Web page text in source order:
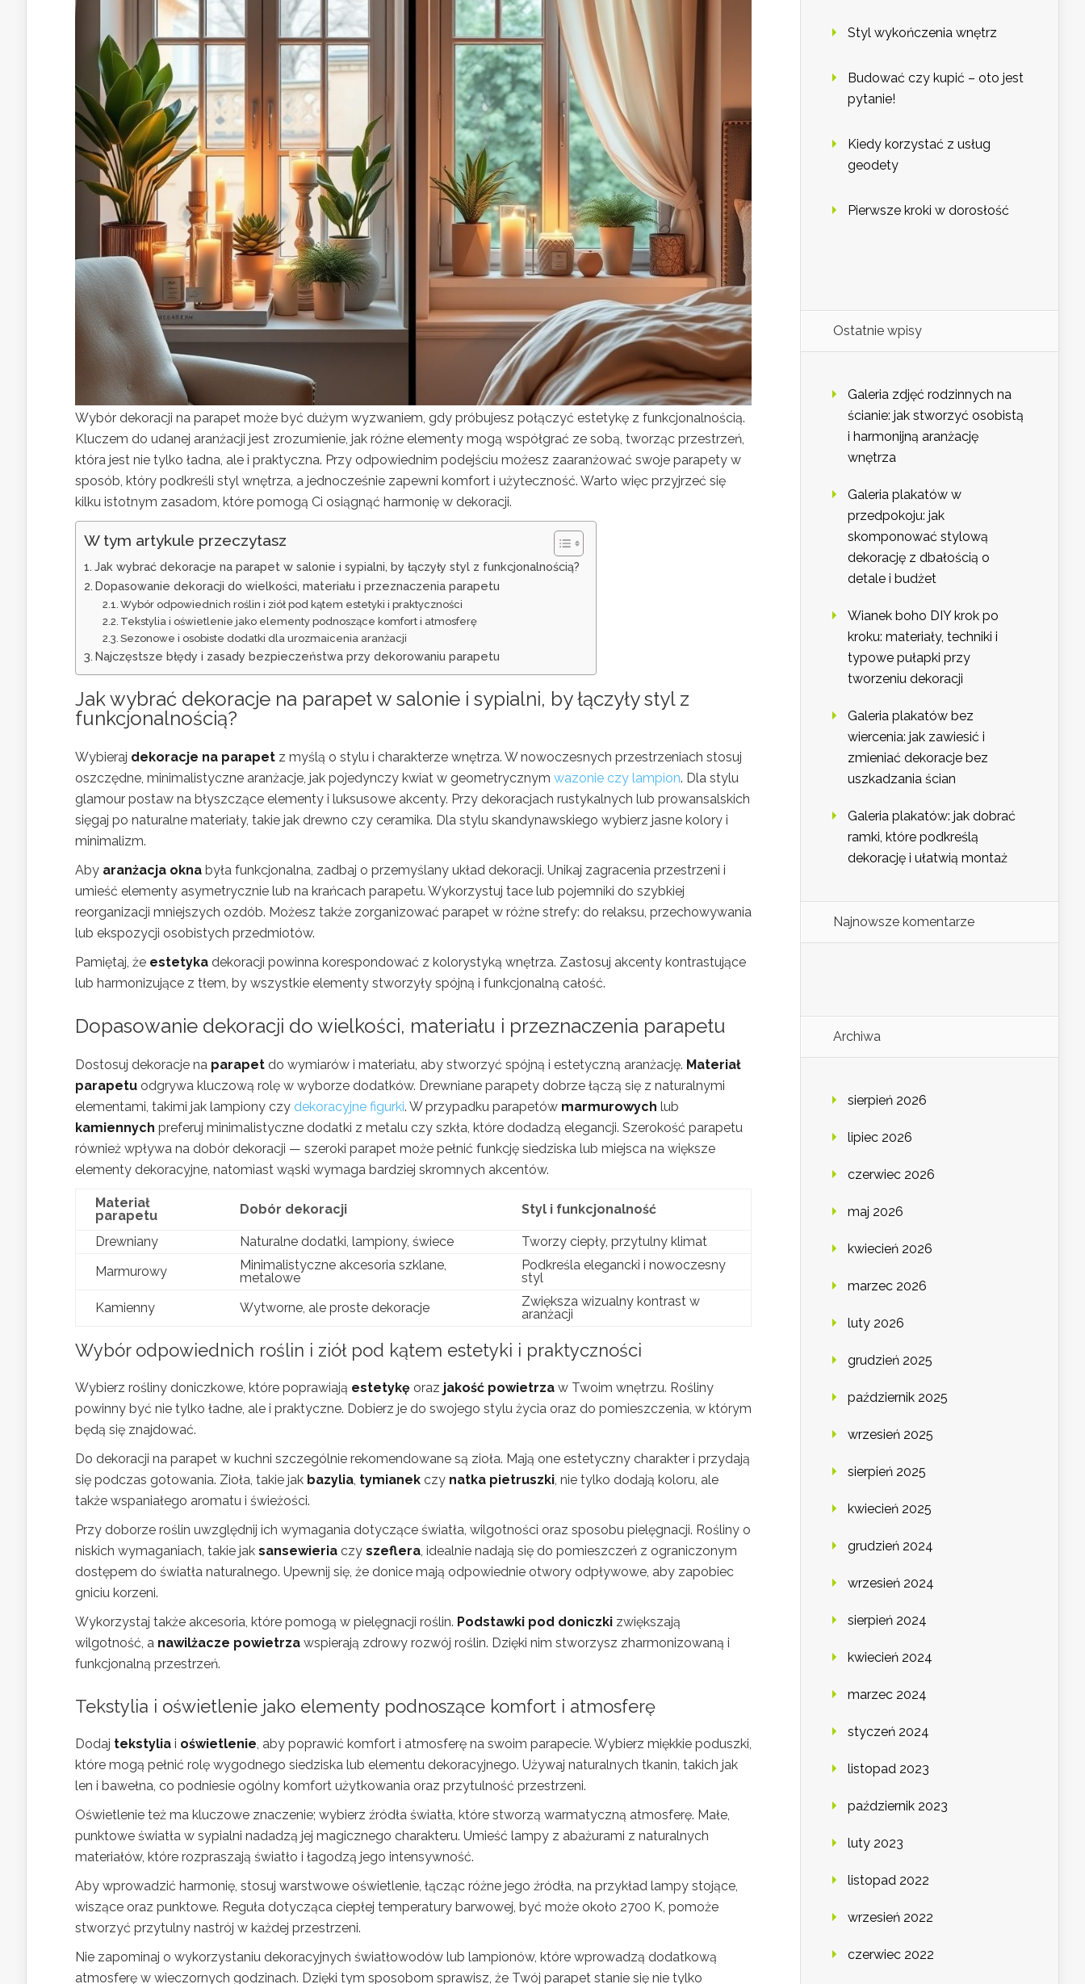
Wybór dekoracji na parapet może być dużym wyzwaniem, gdy próbujesz połączyć estetykę z funkcjonalnością.
Kluczem do udanej aranżacji jest zrozumienie, jak różne elementy mogą współgrać ze sobą, tworząc przestrzeń,
która jest nie tylko ładna, ale i praktyczna. Przy odpowiednim podejściu możesz zaaranżować swoje parapety w
sposób, który podkreśli styl wnętrza, a jednocześnie zapewni komfort i użyteczność. Warto więc przyjrzeć się
kilku istotnym zasadom, które pomogą Ci osiągnąć harmonię w dekoracji.
W tym artykule przeczytasz
Jak wybrać dekoracje na parapet w salonie i sypialni, by łączyły styl z funkcjonalnością?
Dopasowanie dekoracji do wielkości, materiału i przeznaczenia parapetu
Wybór odpowiednich roślin i ziół pod kątem estetyki i praktyczności
Tekstylia i oświetlenie jako elementy podnoszące komfort i atmosferę
Sezonowe i osobiste dodatki dla urozmaicenia aranżacji
Najczęstsze błędy i zasady bezpieczeństwa przy dekorowaniu parapetu
Jak wybrać dekoracje na parapet w salonie i sypialni, by łączyły stylz
funkcjonalnością?
Wybieraj dekoracje na parapet z myślą o stylu i charakterze wnętrza. W nowoczesnych przestrzeniach stosuj
oszczędne, minimalistyczne aranżacje, jak pojedynczy kwiat w geometrycznym wazonie czy lampion. Dla stylu
glamour postaw na błyszczące elementy i luksusowe akcenty. Przy dekoracjach rustykalnych lub prowansalskich
sięgaj po naturalne materiały, takie jak drewno czy ceramika. Dla stylu skandynawskiego wybierz jasne kolory i
minimalizm.
Aby aranżacja okna była funkcjonalna, zadbaj o przemyślany układ dekoracji. Unikaj zagracenia przestrzeni i
umieść elementy asymetrycznie lub na krańcach parapetu. Wykorzystuj tace lub pojemniki do szybkiej
reorganizacji mniejszych ozdób. Możesz także zorganizować parapet w różne strefy: do relaksu, przechowywania
lub ekspozycji osobistych przedmiotów.
Pamiętaj, że estetyka dekoracji powinna korespondować z kolorystyką wnętrza. Zastosuj akcenty kontrastujące
lub harmonizujące z tłem, by wszystkie elementy stworzyły spójną i funkcjonalną całość.
Dopasowanie dekoracji do wielkości, materiału i przeznaczenia parapetu
Dostosuj dekoracje na parapet do wymiarów i materiału, aby stworzyć spójną i estetyczną aranżację. Materiał
parapetu odgrywa kluczową rolę w wyborze dodatków. Drewniane parapety dobrze łączą się z naturalnymi
elementami, takimi jak lampiony czy dekoracyjne figurki. W przypadku parapetów marmurowych lub
kamiennych preferuj minimalistyczne dodatki z metalu czy szkła, które dodadzą elegancji. Szerokość parapetu
również wpływa na dobór dekoracji — szeroki parapet może pełnić funkcję siedziska lub miejsca na większe
elementy dekoracyjne, natomiast wąski wymaga bardziej skromnych akcentów.
Materiał
parapetu
Dobór dekoracji Styl i funkcjonalność
Drewniany Naturalne dodatki, lampiony, świece
Tworzy ciepły, przytulny klimat
Marmurowy
Minimalistyczne akcesoria szklane,
metalowe
Podkreśla elegancki i nowoczesny
styl
Kamienny
Wytworne, ale proste dekoracje
Zwiększa wizualny kontrast w
aranżacji
Wybór odpowiednich roślin i ziół pod kątem estetyki i praktyczności
Wybierz rośliny doniczkowe, które poprawiają estetykę oraz jakość powietrza w Twoim wnętrzu. Rośliny
powinny być nie tylko ładne, ale i praktyczne. Dobierz je do swojego stylu życia oraz do pomieszczenia, w którym
będą się znajdować.
Do dekoracji na parapet w kuchni szczególnie rekomendowane są zioła. Mają one estetyczny charakter i przydają
się podczas gotowania. Zioła, takie jak bazylia tymianek czy natka pietruszki , nie tylko dodają koloru, ale
także wspaniałego aromatu i świeżości.
Przy doborze roślin uwzględnij ich wymagania dotyczące światła, wilgotności oraz sposobu pielęgnacji. Rośliny o
niskich wymaganiach, takie jak sansewieria czy szeflera , idealnie nadają się do pomieszczeń z ograniczonym
dostępem do światła naturalnego. Upewnij się, że donice mają odpowiednie otwory odpływowe, aby zapobiec
gniciu korzeni.
Wykorzystaj także akcesoria, które pomogą w pielęgnacji roślin. Podstawki pod doniczki zwiększają
wilgotność, a nawilżacze powietrza wspierają zdrowy rozwój roślin. Dzięki nim stworzysz zharmonizowaną i
funkcjonalną przestrzeń.
Tekstylia i oświetlenie jako elementy podnoszące komfort i atmosferę
Dodaj tekstylia i oświetlenie , aby poprawić komfort i atmosferę na swoim parapecie. Wybierz miękkie poduszki,
które mogą pełnić rolę wygodnego siedziska lub elementu dekoracyjnego. Używaj naturalnych tkanin, takich jak
len i bawełna, co podniesie ogólny komfort użytkowania oraz przytulność przestrzeni.
Oświetlenie też ma kluczowe znaczenie; wybierz źródła światła, które stworzą warmatyczną atmosferę. Małe,
punktowe światła w sypialni nadadzą jej magicznego charakteru. Umieść lampy z abażurami z naturalnych
materiałów, które rozpraszają światło i łagodzą jego intensywność.
Aby wprowadzić harmonię, stosuj warstwowe oświetlenie, łącząc różne jego źródła, na przykład lampy stojące,
wiszące oraz punktowe. Reguła dotycząca ciepłej temperatury barwowej, być może około 2700 K, pomoże
stworzyć przytulny nastrój w każdej przestrzeni.
Nie zapominaj o wykorzystaniu dekoracyjnych światłowodów lub lampionów, które wprowadzą dodatkową
atmosferę w wieczornych godzinach. Dzięki tym sposobom sprawisz, że Twój parapet stanie się nie tylko
Styl wykończenia wnętrz
Budować czy kupić – oto jest
pytanie!
Kiedy korzystać z usług
geodety
Pierwsze kroki w dorosłość
Ostatnie wpisy
Galeria zdjęć rodzinnych na
ścianie: jak stworzyć osobistą
i harmonijną aranżację
wnętrza
Galeria plakatów w
przedpokoju: jak
skomponować stylową
dekorację z dbałością o
detale i budżet
Wianek boho DIY krok po
kroku: materiały, techniki i
typowe pułapki przy
tworzeniu dekoracji
Galeria plakatów bez
wiercenia: jak zawiesić i
zmieniać dekoracje bez
uszkadzania ścian
Galeria plakatów: jak dobrać
ramki, które podkreślą
dekorację i ułatwią montaż
Najnowsze komentarze
Archiwa
sierpień 2026
lipiec 2026
czerwiec 2026
maj 2026
kwiecień 2026
marzec 2026
luty 2026
grudzień 2025
październik 2025
wrzesień 2025
sierpień 2025
kwiecień 2025
grudzień 2024
wrzesień 2024
sierpień 2024
kwiecień 2024
marzec 2024
styczeń 2024
listopad 2023
październik 2023
luty 2023
listopad 2022
wrzesień 2022
czerwiec 2022